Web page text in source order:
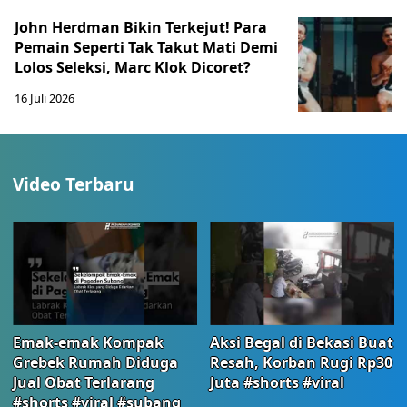
John Herdman Bikin Terkejut! Para
Pemain Seperti Tak Takut Mati Demi
Lolos Seleksi, Marc Klok Dicoret?
16 Juli 2026
Video Terbaru
Emak-emak Kompak
Grebek Rumah Diduga
Jual Obat Terlarang
#shorts #viral #subang
Aksi Begal di Bekasi Buat
Resah, Korban Rugi Rp30
Juta #shorts #viral